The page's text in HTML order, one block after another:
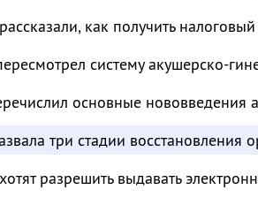
как получить
систему акушерско-
основные нововведения
три стадии восстановления
разрешить выдавать